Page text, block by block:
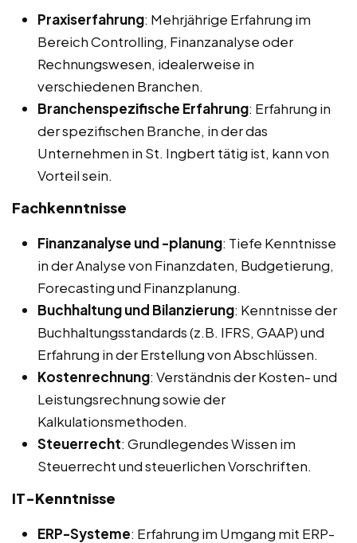
Praxiserfahrung: Mehrjährige Erfahrung im
Bereich Controlling, Finanzanalyse oder
Rechnungswesen, idealerweise in
verschiedenen Branchen.
Branchenspezifische Erfahrung: Erfahrung in
der spezifischen Branche, in der das
Unternehmen in St. Ingbert tätig ist, kann von
Vorteil sein.
Fachkenntnisse
Finanzanalyse und -planung: Tiefe Kenntnisse
in der Analyse von Finanzdaten, Budgetierung,
Forecasting und Finanzplanung.
Buchhaltung und Bilanzierung: Kenntnisse der
Buchhaltungsstandards (z.B. IFRS, GAAP) und
Erfahrung in der Erstellung von Abschlüssen.
Kostenrechnung: Verständnis der Kosten- und
Leistungsrechnung sowie der
Kalkulationsmethoden.
Steuerrecht: Grundlegendes Wissen im
Steuerrecht und steuerlichen Vorschriften.
IT-Kenntnisse
ERP-Systeme: Erfahrung im Umgang mit ERP-